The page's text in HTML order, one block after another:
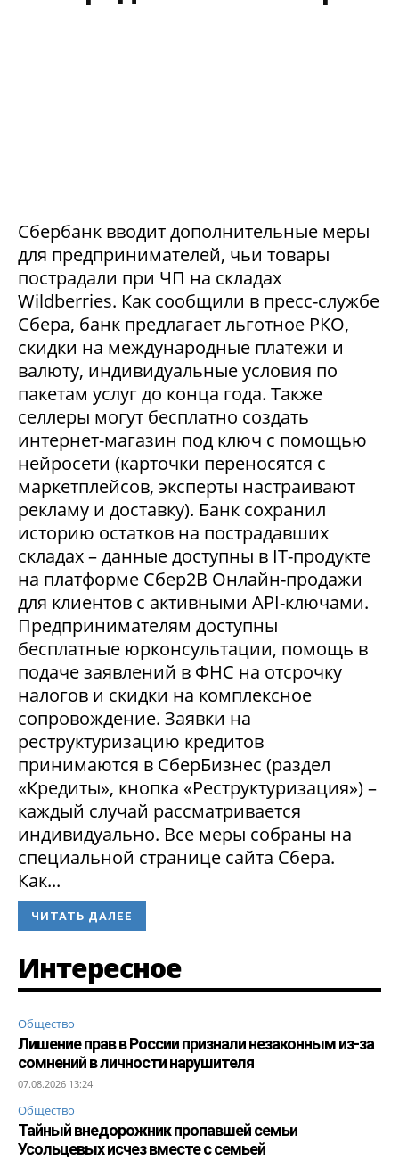
Сбербанк вводит дополнительные меры
для предпринимателей, чьи товары
пострадали при ЧП на складах
Wildberries. Как сообщили в пресс-службе
Сбера, банк предлагает льготное РКО,
скидки на международные платежи и
валюту, индивидуальные условия по
пакетам услуг до конца года. Также
селлеры могут бесплатно создать
интернет-магазин под ключ с помощью
нейросети (карточки переносятся с
маркетплейсов, эксперты настраивают
рекламу и доставку). Банк сохранил
историю остатков на пострадавших
складах – данные доступны в IT-продукте
на платформе Сбер2В Онлайн-продажи
для клиентов с активными API-ключами.
Предпринимателям доступны
бесплатные юрконсультации, помощь в
подаче заявлений в ФНС на отсрочку
налогов и скидки на комплексное
сопровождение. Заявки на
реструктуризацию кредитов
принимаются в СберБизнес (раздел
«Кредиты», кнопка «Реструктуризация») –
каждый случай рассматривается
индивидуально. Все меры собраны на
специальной странице сайта Сбера.
Как...
ЧИТАТЬ ДАЛЕЕ
Интересное
Общество
Лишение прав в России признали незаконным из-за
сомнений в личности нарушителя
07.08.2026 13:24
Общество
Тайный внедорожник пропавшей семьи
Усольцевых исчез вместе с семьей